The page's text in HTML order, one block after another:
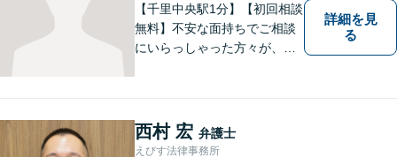
【千里中央駅1分】【初回相談
無料】不安な面持ちでご相談
にいらっしゃった方々が、少
善の法的手段を選択し、終局
的解決に至るよう全力でサポ
詳細を見
る
西村 宏 弁護士
えびす法律事務所